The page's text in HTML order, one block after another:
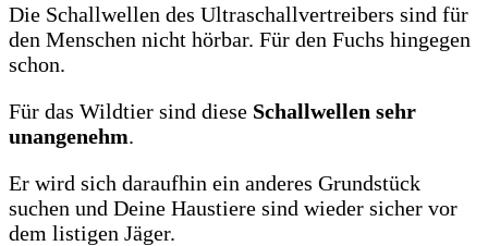
Die Schallwellen des Ultraschallvertreibers sind für
den Menschen nicht hörbar. Für den Fuchs hingegen
schon.
Für das Wildtier sind diese Schallwellen sehr
unangenehm.
Er wird sich daraufhin ein anderes Grundstück
suchen und Deine Haustiere sind wieder sicher vor
dem listigen Jäger.